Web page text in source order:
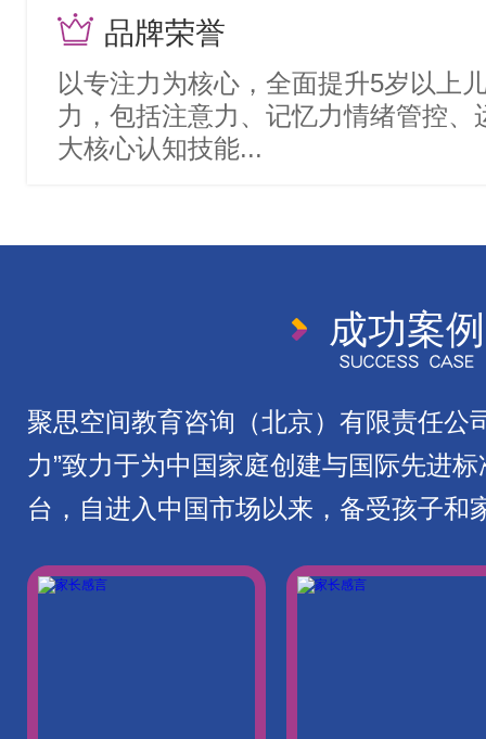
品牌荣誉
以专注力为核心，全面提升5岁以上
力，包括注意力、记忆力情绪管控
大核心认知技能...
成功案
聚思空间教育咨询（北京）有限责任公
力”致力于为中国家庭创建与国际先进
台，自进入中国市场以来，备受孩子和